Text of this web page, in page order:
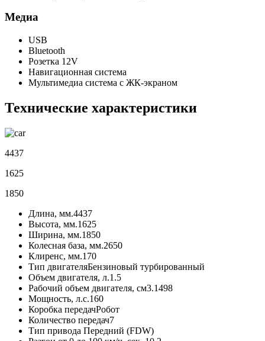
Медиа
USB
Bluetooth
Розетка 12V
Навигационная система
Мультимедиа система с ЖК-экраном
Технические характеристики
4437
1625
1850
Длина, мм.4437
Высота, мм.1625
Ширина, мм.1850
Колесная база, мм.2650
Клиренс, мм.170
Тип двигателяБензиновый турбированный
Объем двигателя, л.1.5
Рабочий объем двигателя, см3.1498
Мощность, л.с.160
Коробка передачРобот
Количество передач7
Тип привода Передний (FDW)